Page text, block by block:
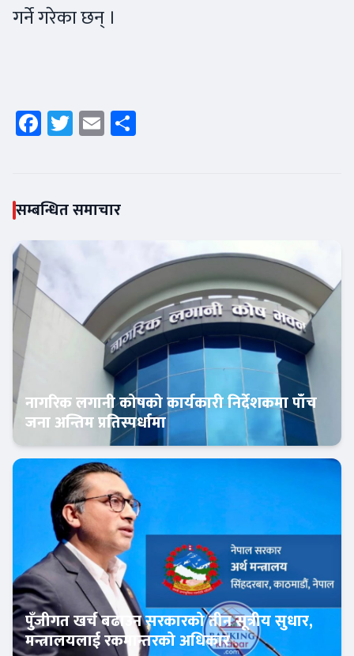
गर्ने गरेका छन् ।
Facebook
Twitter
Email
सम्बन्धित समाचार
Banner News
नागरिक लगानी कोषको कार्यकारी निर्देशकमा पाँच
जना अन्तिम प्रतिस्पर्धामा
पुँजीगत खर्च बढाउन सरकारको तीन सूत्रीय सुधार,
मन्त्रालयलाई रकमान्तरको अधिकार